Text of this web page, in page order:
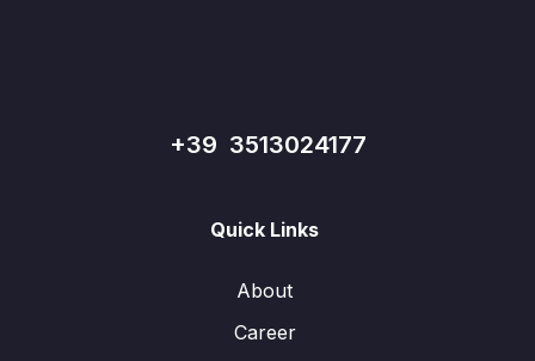
+39 3513024177
Quick Links
About
Career